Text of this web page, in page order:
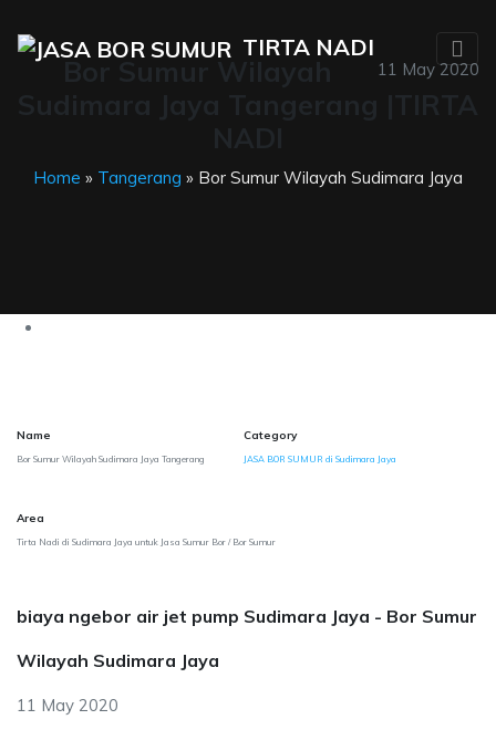
TIRTA NADI
11 May 2020
Home » Tangerang » Bor Sumur Wilayah Sudimara Jaya
Name
Bor Sumur Wilayah Sudimara Jaya Tangerang
Category
JASA BOR SUMUR di Sudimara Jaya
Area
Tirta Nadi di Sudimara Jaya untuk Jasa Sumur Bor / Bor Sumur
biaya ngebor air jet pump Sudimara Jaya - Bor Sumur
Wilayah Sudimara Jaya
11 May 2020